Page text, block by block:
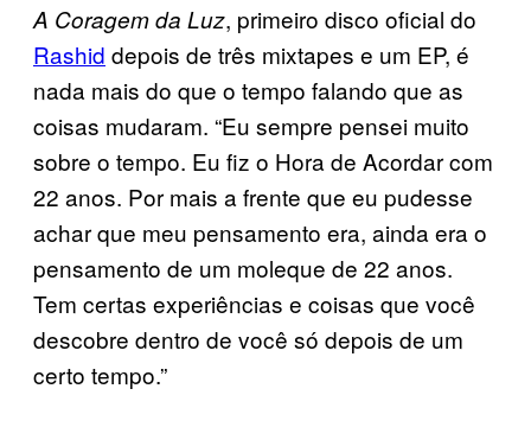
A Coragem da Luz, primeiro disco oficial do
Rashid depois de três mixtapes e um EP, é
nada mais do que o tempo falando que as
coisas mudaram. “Eu sempre pensei muito
sobre o tempo. Eu fiz o Hora de Acordar com
22 anos. Por mais a frente que eu pudesse
achar que meu pensamento era, ainda era o
pensamento de um moleque de 22 anos.
Tem certas experiências e coisas que você
descobre dentro de você só depois de um
certo tempo.”